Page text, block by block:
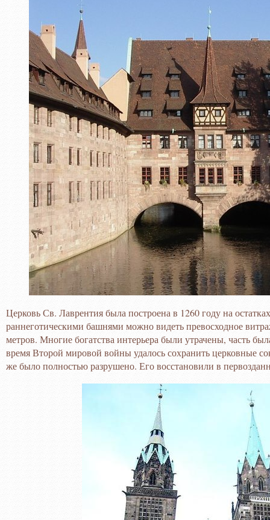
Церковь Св. Лаврентия была построена в 1260 году на
раннеготическими башнями можно видеть превосходное
метров. Многие богатства интерьера были утрачены, часть
время Второй мировой войны удалось сохранить церковные
же было полностью разрушено. Его восстановили в